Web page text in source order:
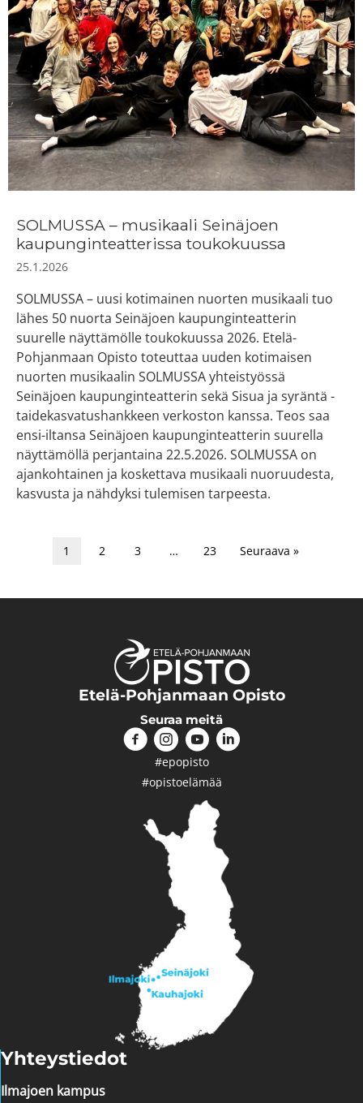
SOLMUSSA – musikaali Seinäjoen
kaupunginteatterissa toukokuussa
25.1.2026
SOLMUSSA – uusi kotimainen nuorten musikaali tuo
lähes 50 nuorta Seinäjoen kaupunginteatterin
suurelle näyttämölle toukokuussa 2026. Etelä-
Pohjanmaan Opisto toteuttaa uuden kotimaisen
nuorten musikaalin SOLMUSSA yhteistyössä
Seinäjoen kaupunginteatterin sekä Sisua ja syräntä -
taidekasvatushankkeen verkoston kanssa. Teos saa
ensi-iltansa Seinäjoen kaupunginteatterin suurella
näyttämöllä perjantaina 22.5.2026. SOLMUSSA on
ajankohtainen ja koskettava musikaali nuoruudesta,
kasvusta ja nähdyksi tulemisen tarpeesta.
1 2 3 … 23 Seuraava »
Etelä-Pohjanmaan Opisto
Seuraa meitä
#epopisto
#opistoelämää
Yhteystiedot
Ilmajoen kampus